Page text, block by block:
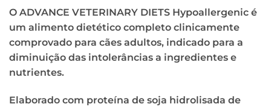
O ADVANCE VETERINARY DIETS Hypoallergenic é
um alimento dietético completo clinicamente
comprovado para cães adultos, indicado para a
diminuição das intolerâncias a ingredientes e
nutrientes.
Elaborado com proteína de soja hidrolisada de